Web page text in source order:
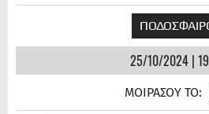
25/10/2024 |
ΜΟΙΡΑΣΟΥ ΤΟ: